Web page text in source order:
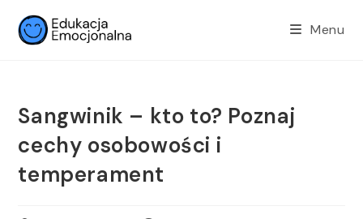
Menu
Sangwinik – kto to? Poznaj
cechy osobowości i
temperament